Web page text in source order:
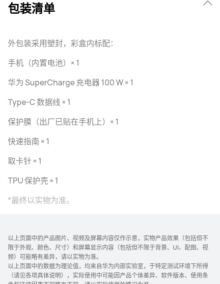
包装清单
外包装采用塑封，彩盒内标配：
手机（内置电池）× 1
华为 SuperCharge 充电器 100 W × 1
Type-C 数据线 × 1
保护膜（出厂已贴在手机上）× 1
快速指南 × 1
取卡针 × 1
TPU 保护壳 × 1
*最终以实物为准。
以上页面中的产品图片、视频及屏幕内容仅作示意，实物产品效果（包括但不
限于外观、颜色、尺寸）和屏幕显示内容（包括但不限于背景、UI、配图、视
频）可能略有差异，请以实物为准。
以上页面中的数据为理论值，均来自华为内部实验室，于特定测试环境下所得
（请见各项具体说明），实际使用中可能因产品个体差异、软件版本、使用条